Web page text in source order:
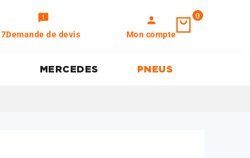
feedback
Demande de devis
person
Mon compte
0
MERCEDES PNEUS